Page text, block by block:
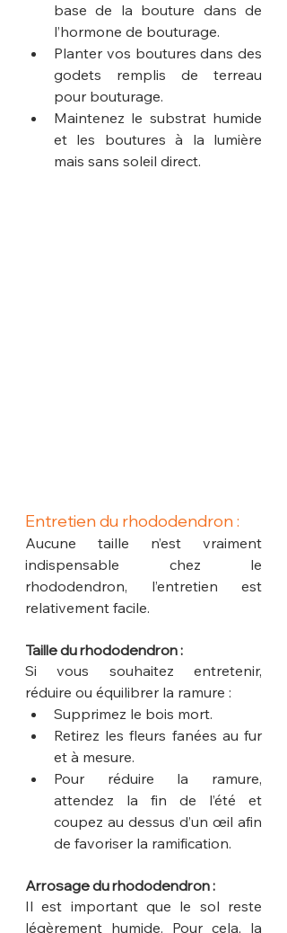
base de la bouture dans de
l’hormone de bouturage.
Planter vos boutures dans des
godets remplis de terreau
pour bouturage.
Maintenez le substrat humide
et les boutures à la lumière
mais sans soleil direct.
Entretien du rhododendron :
Aucune taille n’est vraiment
indispensable chez le
rhododendron, l’entretien est
relativement facile.
Taille du rhododendron :
Si vous souhaitez entretenir,
réduire ou équilibrer la ramure :
Supprimez le bois mort.
Retirez les fleurs fanées au fur
et à mesure.
Pour réduire la ramure,
attendez la fin de l’été et
coupez au dessus d’un œil afin
de favoriser la ramification.
Arrosage du rhododendron :
Il est important que le sol reste
légèrement humide. Pour cela, la